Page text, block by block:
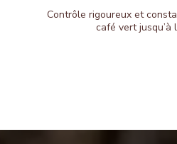
Contrôle rigoureux et
café vert jusqu’à